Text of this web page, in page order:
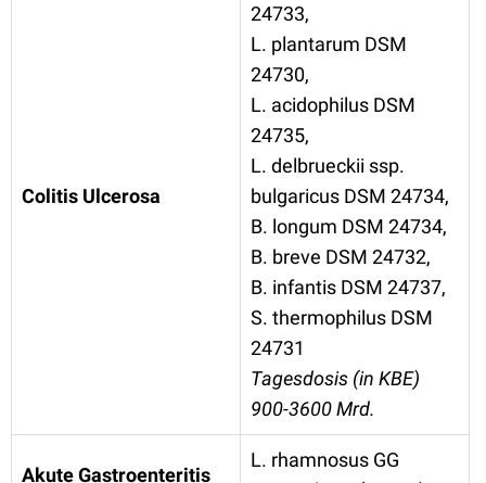
Colitis Ulcerosa
24733,
L. plantarum DSM
24730,
L. acidophilus DSM
24735,
L. delbrueckii ssp.
bulgaricus DSM 24734,
B. longum DSM 24734,
B. breve DSM 24732,
B. infantis DSM 24737,
S. thermophilus DSM
24731
Tagesdosis (in KBE)
900-3600 Mrd.
Akute Gastroenteritis
L. rhamnosus GG